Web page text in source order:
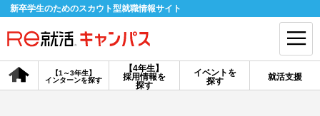
新卒学生のためのスカウト型就職情報サイト
【4年生】
採用情報を
探す
【1～3年生】
インターンを探す
イベントを
探す
就活支援
会員登録 ログイン